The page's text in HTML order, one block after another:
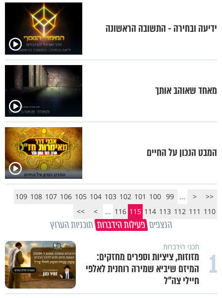
ידיעה ובחירה - התשובה הראשונה
מאחד שאוהב אותך
המבט הנכון על החיים
<<
<
...
99
100
101
102
103
104
105
106
107
108
109
110
111
112
113
114
115
116
...
>
>>
הנצפים פעילות הידברות תוכניות הערוץ
1 תכני הידברות
מזוזות, ציציות וספרים מחזקים:
המיזם שיביא שמירה רוחנית לאלפי
חיילי צה"ל